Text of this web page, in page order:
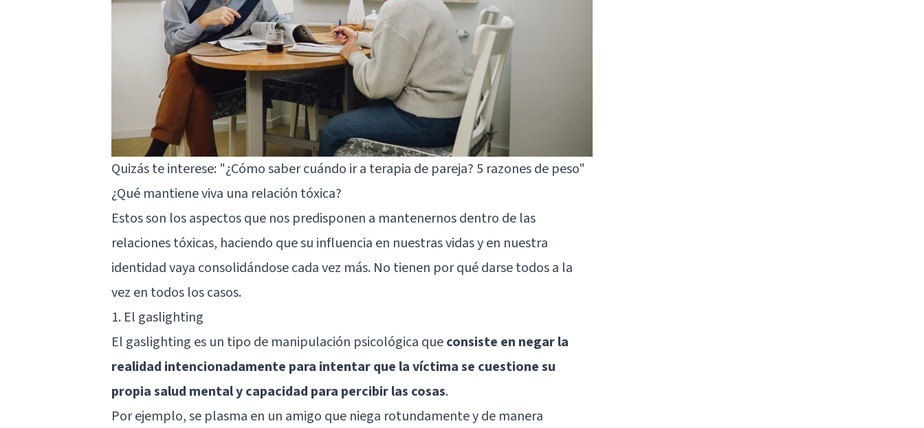
Quizás te interese: "¿Cómo saber cuándo ir a terapia de pareja? 5 razones de peso"
¿Qué mantiene viva una relación tóxica?
Estos son los aspectos que nos predisponen a mantenernos dentro de las
relaciones tóxicas, haciendo que su influencia en nuestras vidas y en nuestra
identidad vaya consolidándose cada vez más. No tienen por qué darse todos a la
vez en todos los casos.
1. El gaslighting
El gaslighting es un tipo de manipulación psicológica queconsiste en negar la
realidad intencionadamente para intentar que la víctima se cuestione su
propia salud mental y capacidad para percibir las cosas.
Por ejemplo, se plasma en un amigo que niega rotundamente y de manera